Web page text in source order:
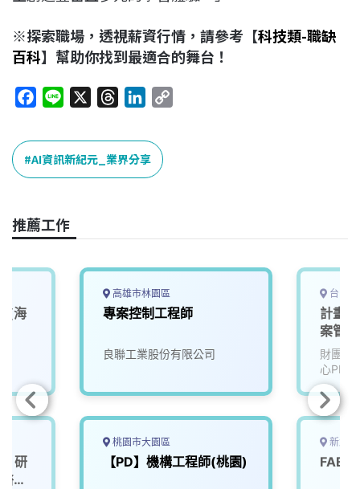
※探索職場，透視薪資行情，請參考【科技類-職缺
百科】幫助你找到最適合的舞台！
c
e
b
o
k
n
e
r
e
a
n
k
e
n
k
AI資訊新紀元_業界分享
推薦工作
(海
研
療
高雄市林園區
專案控制工程師
良聯工業股份有限公司
桃園市大園區
【PD】機構工程師(桃園)
台中
計畫
案管
財團法
心PMC
新北
FAE